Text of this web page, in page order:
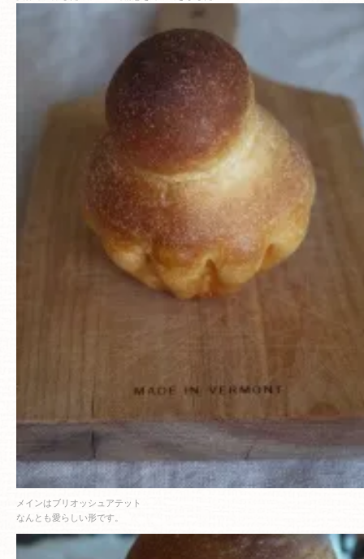
メインはブリオッシュアテット
なんとも愛らしい形です。